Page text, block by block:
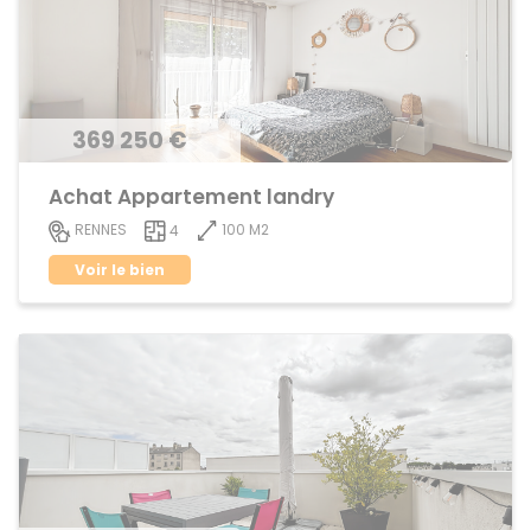
369 250 €
Achat Appartement landry
RENNES 4
100 M2
Voir le bien